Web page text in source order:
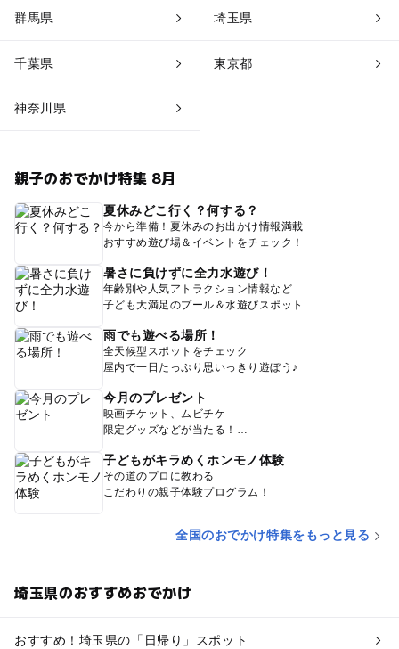
群馬県 埼玉県
千葉県 東京都
神奈川県
親子のおでかけ特集 8月
夏休みどこ行く？何する？
今から準備！夏休みのお出かけ情報満載
おすすめ遊び場＆イベントをチェック！
暑さに負けずに全力水遊び！
年齢別や人気アトラクション情報など
子ども大満足のプール＆水遊びスポット
雨でも遊べる場所！
全天候型スポットをチェック
屋内で一日たっぷり思いっきり遊ぼう♪
今月のプレゼント
映画チケット、ムビチケ
限定グッズなどが当たる！
子どもがキラめくホンモノ体験
その道のプロに教わる
こだわりの親子体験プログラム！
全国のおでかけ特集をもっと見る
埼玉県のおすすめおでかけ
おすすめ！埼玉県の「日帰り」スポット